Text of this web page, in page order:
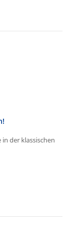
der klassischen